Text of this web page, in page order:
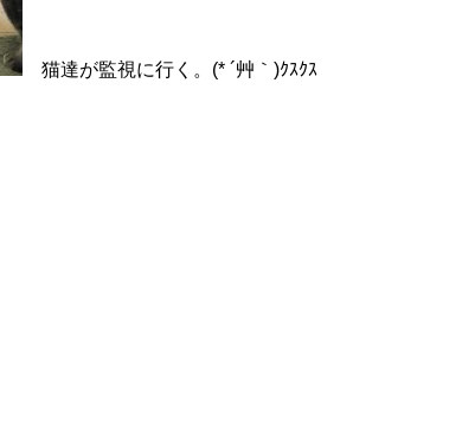
猫達が監視に行く。(* ´艸｀)ｸｽｸｽ